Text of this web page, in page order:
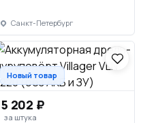
Санкт-Петербург
Новый товар
5 202 ₽
за штука